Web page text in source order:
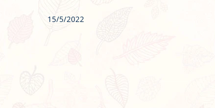
15/5/2022